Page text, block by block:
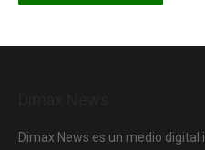
Dimax News es un medio